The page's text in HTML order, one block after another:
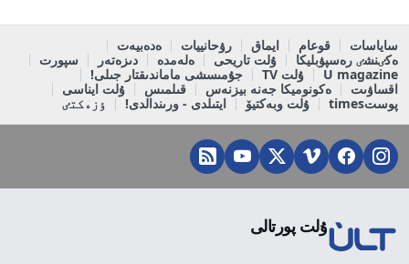
ساياسات قوعام ايماق رۋحانييات
ەدەبيەت
ەكٸنشٸ رەسپۋبليكا
ۇلت تاريحى ەلەمدە دىزەتەر
سپورت
U magazine
ۇلت TV
جۇمىسشى ماماندىقتار جىلى!
اقساۋىت
ەكونوميكا جەنە بيزنەس قىلمىس
ۇلت ايناسى
پوستtimes
ۇلت وبەكتيۆ ايتىلدى - ورىندالدى! ٶزەكتٸ
ۇلت پورتالى